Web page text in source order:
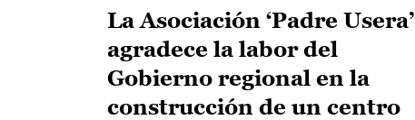
La Asociación ‘Padre Usera’
agradece la labor del
Gobierno regional en la
construcción de un centro